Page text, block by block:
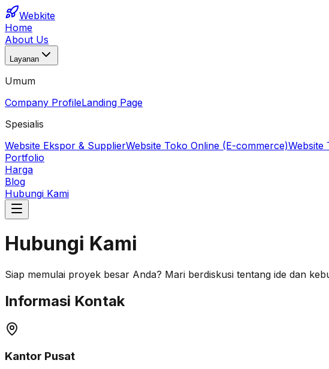
Webkite
Home
About Us
Layanan
Umum
Company ProfileLanding Page
Spesialis
Website Ekspor & SupplierWebsite Toko Online (E-commerce)Website
Portfolio
Harga
Blog
Hubungi Kami
Hubungi Kami
Siap memulai proyek besar Anda? Mari berdiskusi tentang ide dan
Informasi Kontak
Kantor Pusat